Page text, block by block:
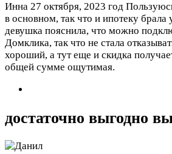
Инна 27 октября, 2023 год
в основном, так что и ипотеку брала
девушка пояснила, что можно
Домклика, так что не стала
хороший, а тут еще и скидка
общей сумме ощутимая.
достаточно выгодно